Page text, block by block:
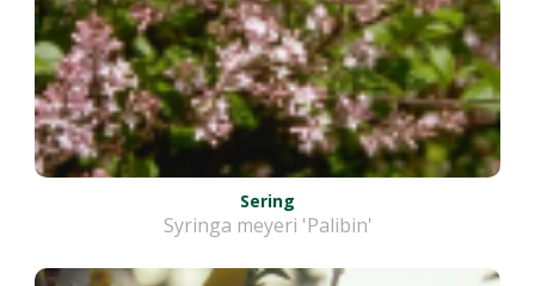
Sering
Syringa meyeri 'Palibin'